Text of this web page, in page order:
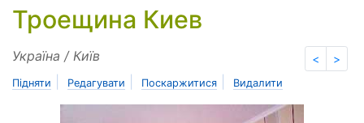
Троещина Киев
< >
Україна / Київ
Підняти Редагувати Поскаржитися Видалити